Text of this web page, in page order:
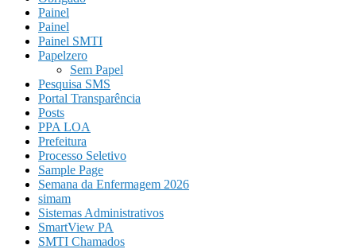
Painel
Painel
Painel SMTI
Papelzero
Sem Papel
Pesquisa SMS
Portal Transparência
Posts
PPA LOA
Prefeitura
Processo Seletivo
Sample Page
Semana da Enfermagem 2026
simam
Sistemas Administrativos
SmartView PA
SMTI Chamados